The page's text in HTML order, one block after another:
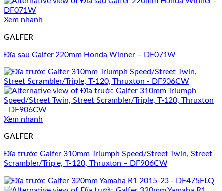
Xem nhanh
GALFER
Đĩa sau Galfer 220mm Honda Winner – DF071W
Xem nhanh
GALFER
Đĩa trước Galfer 310mm Triumph Speed/Street Twin, Street
Scrambler/Triple, T-120, Thruxton – DF906CW